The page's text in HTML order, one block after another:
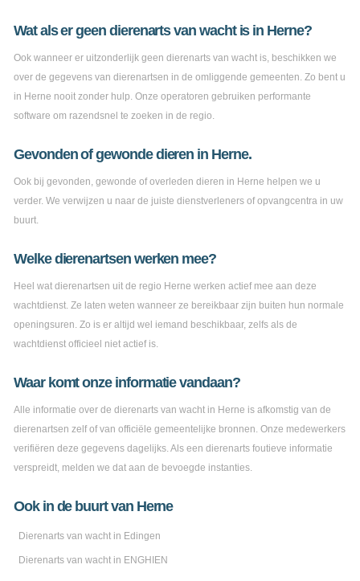
Wat als er geen dierenarts van wacht is in Herne?
Ook wanneer er uitzonderlijk geen dierenarts van wacht is, beschikken we
over de gegevens van dierenartsen in de omliggende gemeenten. Zo bent u
in Herne nooit zonder hulp. Onze operatoren gebruiken performante
software om razendsnel te zoeken in de regio.
Gevonden of gewonde dieren in Herne.
Ook bij gevonden, gewonde of overleden dieren in Herne helpen we u
verder. We verwijzen u naar de juiste dienstverleners of opvangcentra in uw
buurt.
Welke dierenartsen werken mee?
Heel wat dierenartsen uit de regio Herne werken actief mee aan deze
wachtdienst. Ze laten weten wanneer ze bereikbaar zijn buiten hun normale
openingsuren. Zo is er altijd wel iemand beschikbaar, zelfs als de
wachtdienst officieel niet actief is.
Waar komt onze informatie vandaan?
Alle informatie over de dierenarts van wacht in Herne is afkomstig van de
dierenartsen zelf of van officiële gemeentelijke bronnen. Onze medewerkers
verifiëren deze gegevens dagelijks. Als een dierenarts foutieve informatie
verspreidt, melden we dat aan de bevoegde instanties.
Ook in de buurt van Herne
Dierenarts van wacht in Edingen
Dierenarts van wacht in ENGHIEN